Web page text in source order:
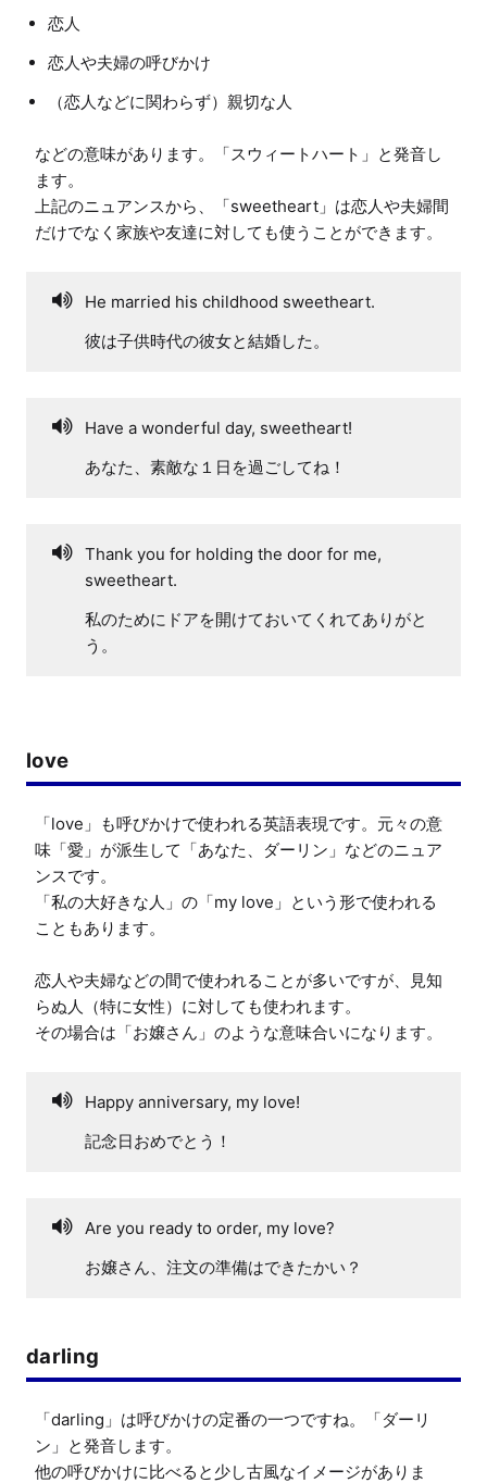
恋人
恋人や夫婦の呼びかけ
（恋人などに関わらず）親切な人
などの意味があります。「スウィートハート」と発音し
ます。
上記のニュアンスから、「sweetheart」は恋人や夫婦間
He married his childhood sweetheart.
彼は子供時代の彼女と結婚した。
Have a wonderful day, sweetheart!
あなた、素敵な１日を過ごしてね！
Thank you for holding the door for me,
sweetheart.
私のためにドアを開けておいてくれてありがと
う。
love
「love」も呼びかけで使われる英語表現です。元々の意
味「愛」が派生して「あなた、ダーリン」などのニュア
ンスです。
「私の大好きな人」の「my love」という形で使われる
こともあります。
恋人や夫婦などの間で使われることが多いですが、見知
らぬ人（特に女性）に対しても使われます。
その場合は「お嬢さん」のような意味合いになります。
Happy anniversary, my love!
記念日おめでとう！
Are you ready to order, my love?
お嬢さん、注文の準備はできたかい？
darling
「darling」は呼びかけの定番の一つですね。「ダーリ
ン」と発音します。
他の呼びかけに比べると少し古風なイメージがありま